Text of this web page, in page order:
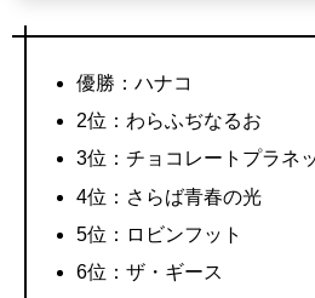
優勝：ハナコ
2位：わらふぢなるお
3位：チョコレートプラネ
4位：さらば青春の光
5位：ロビンフット
6位：ザ・ギース